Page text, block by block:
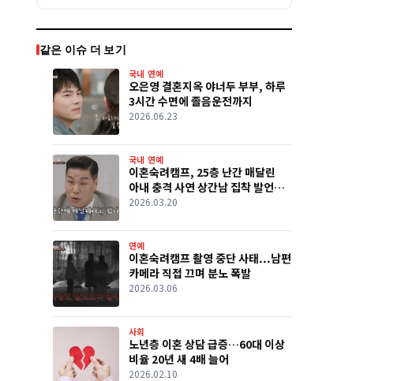
같은 이슈 더 보기
국내 연예
오은영 결혼지옥 야너두 부부, 하루
3시간 수면에 졸음운전까지
2026.06.23
국내 연예
이혼숙려캠프, 25층 난간 매달린
아내 충격 사연 상간남 집착 발언에
스튜디오 정적
2026.03.20
연예
이혼숙려캠프 촬영 중단 사태...남편
카메라 직접 끄며 분노 폭발
2026.03.06
사회
노년층 이혼 상담 급증…60대 이상
비율 20년 새 4배 늘어
2026.02.10